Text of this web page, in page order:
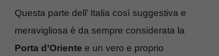
Questa parte dell’ Italia così suggestiva e
meravigliosa è da sempre considerata la
Porta d’Oriente e un vero e proprio